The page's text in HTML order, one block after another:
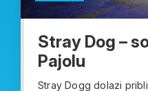
Stray Dog –
Pajolu
Stray Dogg dolazi